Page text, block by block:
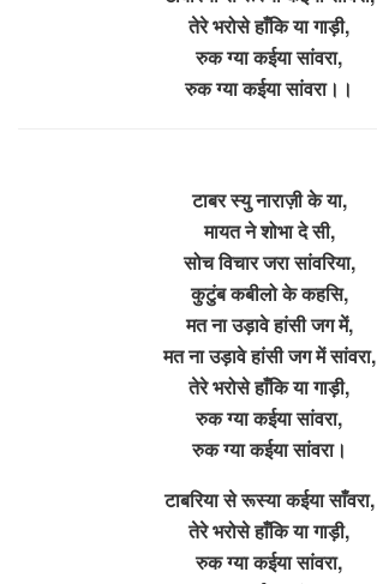
तेरे भरोसे हाँकि या गाड़ी,
रुक ग्या कईया सांवरा,
रुक ग्या कईया सांवरा।।
टाबर स्यु नाराज़ी के या,
मायत ने शोभा दे सी,
सोच विचार जरा सांवरिया,
कुटुंब कबीलो के कहसि,
मत ना उड़ावे हांसी जग में,
मत ना उड़ावे हांसी जग में सांवरा,
तेरे भरोसे हाँकि या गाड़ी,
रुक ग्या कईया सांवरा,
रुक ग्या कईया सांवरा।
टाबरिया से रूस्या कईया साँवरा,
तेरे भरोसे हाँकि या गाड़ी,
रुक ग्या कईया सांवरा,